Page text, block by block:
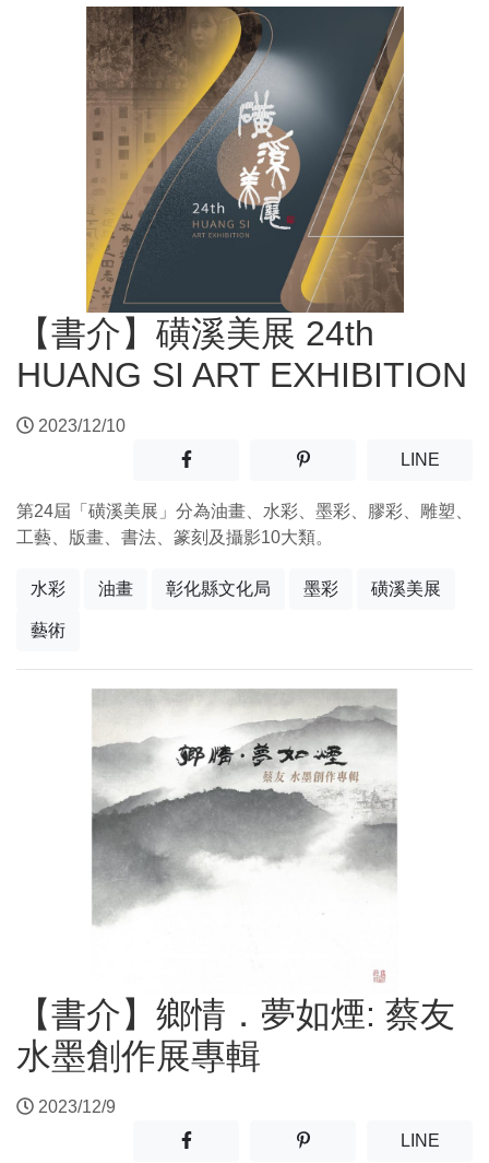
【書介】磺溪美展 24th
HUANG SI ART EXHIBITION
2023/12/10
分享至facebook(另開新視窗)
分享至噗浪(另開新視窗)
LINE(另開
第24屆「磺溪美展」分為油畫、水彩、墨彩、膠彩、雕塑、
工藝、版畫、書法、篆刻及攝影10大類。
水彩 油畫 彰化縣文化局 墨彩 磺溪美展
藝術
【書介】鄉情．夢如煙: 蔡友
水墨創作展專輯
2023/12/9
分享至facebook(另開新視窗)
分享至噗浪(另開新視窗)
LINE(另開